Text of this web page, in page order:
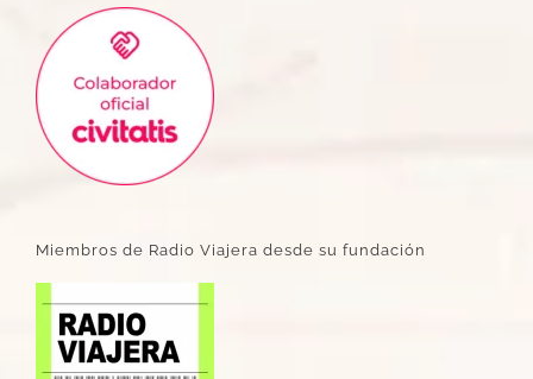
Miembros de Radio Viajera desde su fundación